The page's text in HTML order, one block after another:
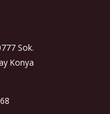
Sok.
Konya